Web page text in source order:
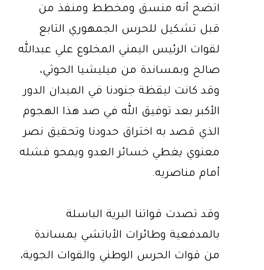
اتضح أنه منسق ومخطط ومنفذ من
قبل تشكيل للحرس الجمهوري التابع
لقوات الرئيس اليمني المخلوع علي عبدالله
صالح وبمساندة من ميليشيا الحوثي،
وقد كانت ليقظة جنودنا في الميدان الدور
الأكبر بعد توفيق الله في صد هذا الهجوم
الذي قصد به اختراق حدودنا وتحقيق نصر
معنوي يغطي خسائر العدو ويمحو فشله
أمام مناصريه.
وقد تصدت قواتنا البرية الباسلة
بالمدفعية وطائرات الأباتشي بمساندة
من قوات الحرس الوطني والقوات الجوية،